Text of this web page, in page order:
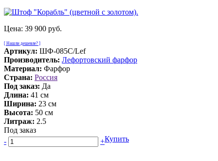
Цена: 39 900 руб.
[ Нашли дешевле? ]
Артикул: ШФ-085С/Lef
Производитель: Лефортовский фарфор
Материал: Фарфор
Страна: Россия
Под заказ: Да
Длина: 41 см
Ширина: 23 см
Высота: 50 см
Литраж: 2.5
Под заказ
-
+Купить